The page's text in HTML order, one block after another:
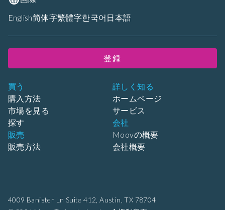
4009 Banister Ln Suite 412, Austin, TX 78704
買う
購入方法
市場を見る
探す
販売
販売方法
詳しく知る
ホームページ
サービス
会社
Moovの概要
会社概要
English简体字繁體字한국어 日本語
登録